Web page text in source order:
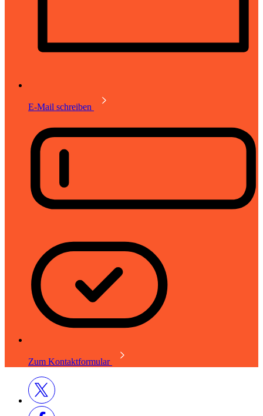
E-Mail schreiben
Zum Kontaktformular